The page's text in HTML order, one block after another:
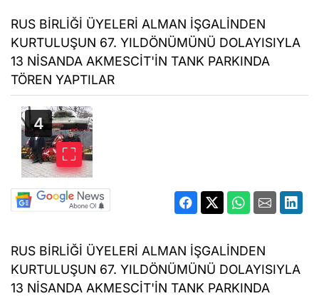
RUS BİRLİĞİ ÜYELERİ ALMAN İŞGALİNDEN
KURTULUŞUN 67. YILDÖNÜMÜNÜ DOLAYISIYLA
13 NİSANDA AKMESCİT'İN TANK PARKINDA
TÖREN YAPTILAR
RUS BİRLİĞİ ÜYELERİ ALMAN İŞGALİNDEN
KURTULUŞUN 67. YILDÖNÜMÜNÜ DOLAYISIYLA
13 NİSANDA AKMESCİT'İN TANK PARKINDA